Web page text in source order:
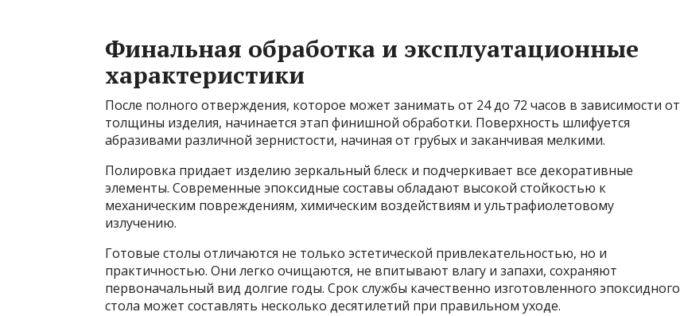
Финальная обработка и эксплуатационные
характеристики
После полного отверждения, которое может занимать от 24 до 72 часов в зависимости от
толщины изделия, начинается этап финишной обработки. Поверхность шлифуется
абразивами различной зернистости, начиная от грубых и заканчивая мелкими.
Полировка придает изделию зеркальный блеск и подчеркивает все декоративные
элементы. Современные эпоксидные составы обладают высокой стойкостью к
механическим повреждениям, химическим воздействиям и ультрафиолетовому
излучению.
Готовые столы отличаются не только эстетической привлекательностью, но и
практичностью. Они легко очищаются, не впитывают влагу и запахи, сохраняют
первоначальный вид долгие годы. Срок службы качественно изготовленного эпоксидного
стола может составлять несколько десятилетий при правильном уходе.